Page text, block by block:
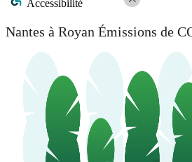
Accessibilité
Nantes à Royan Émissions de